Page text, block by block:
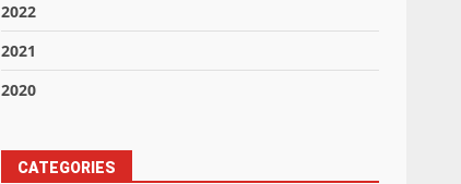
2022
2021
2020
CATEGORIES